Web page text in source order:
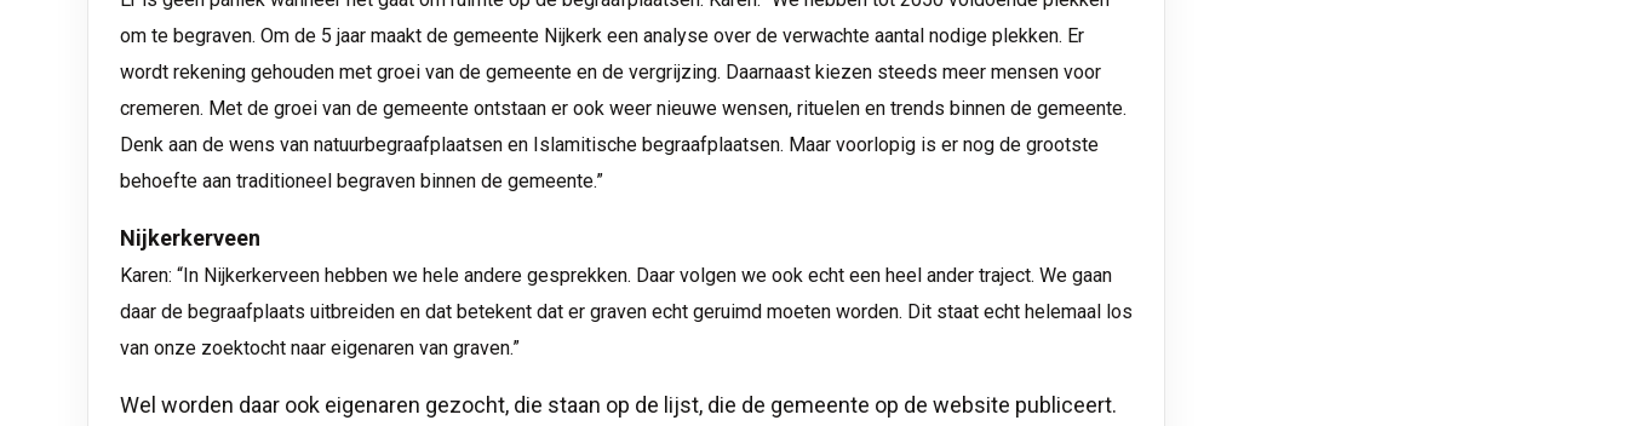
om te begraven. Om de 5 jaar maakt de gemeente Nijkerk een analyse over de verwachte aantal nodige plekken. Er
wordt rekening gehouden met groei van de gemeente en de vergrijzing. Daarnaast kiezen steeds meer mensen voor
cremeren. Met de groei van de gemeente ontstaan er ook weer nieuwe wensen, rituelen en trends binnen de gemeente.
Denk aan de wens van natuurbegraafplaatsen en Islamitische begraafplaatsen. Maar voorlopig is er nog de grootste
behoefte aan traditioneel begraven binnen de gemeente.”
Nijkerkerveen
Karen: “In Nijkerkerveen hebben we hele andere gesprekken. Daar volgen we ook echt een heel ander traject. We gaan
daar de begraafplaats uitbreiden en dat betekent dat er graven echt geruimd moeten worden. Dit staat echt helemaal los
van onze zoektocht naar eigenaren van graven.”
Wel worden daar ook eigenaren gezocht, die staan op de lijst, die de gemeente op de website publiceert.